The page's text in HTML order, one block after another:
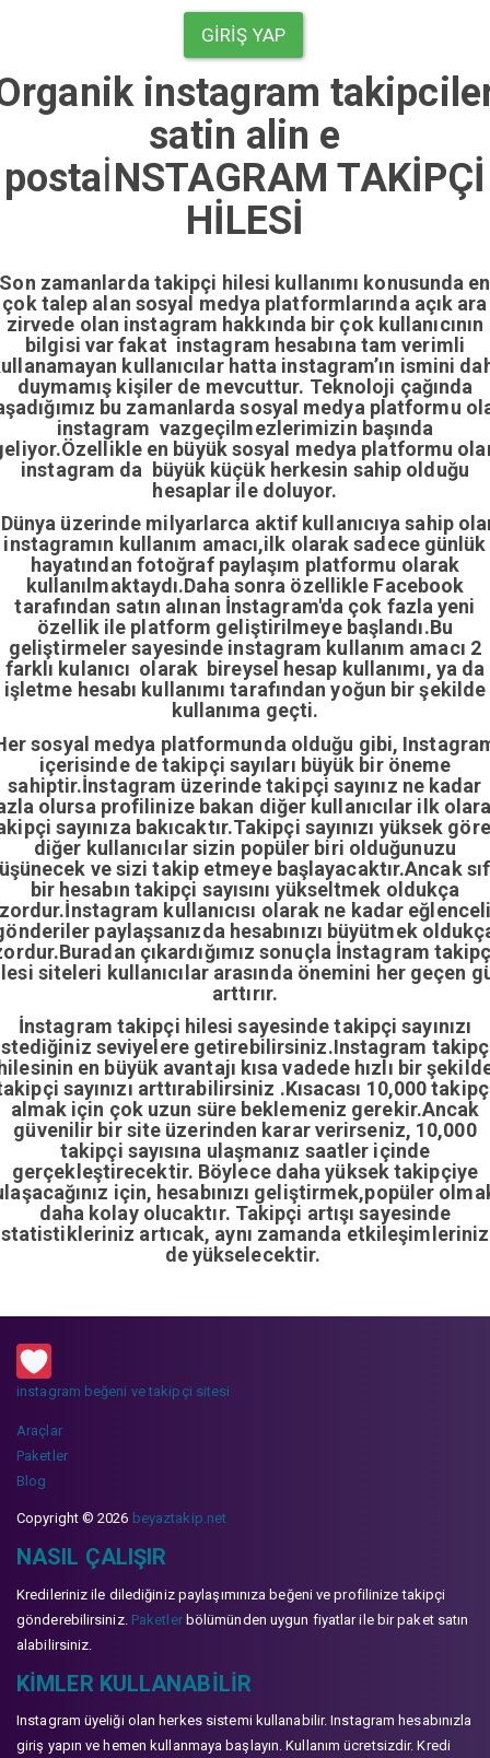
GIRIŞ YAP
instagram
satin alin e
postaİNSTAGRAM TAKİPÇİ
HİLESİ
Son zamanlarda takipçi hilesi kullanımı konusunda en
çok talep alan sosyal medya platformlarında açık ara
zirvede olan instagram hakkında bir çok kullanıcının
bilgisi var fakat instagram hesabına tam verimli
kullanıcılar hatta instagram’ın ismini
duymamış kişiler de mevcuttur. Teknoloji çağında
bu zamanlarda sosyal medya platformu
instagram vazgeçilmezlerimizin başında
en büyük sosyal medya platformu
instagram da büyük küçük herkesin sahip olduğu
hesaplar ile doluyor.
üzerinde milyarlarca aktif kullanıcıya sahip
instagramın kullanım amacı,ilk olarak sadece günlük
hayatından fotoğraf paylaşım platformu olarak
kullanılmaktaydı.Daha sonra özellikle Facebook
tarafından satın alınan İnstagram'da çok fazla yeni
özellik ile platform geliştirilmeye başlandı.Bu
geliştirmeler sayesinde instagram kullanım amacı 2
farklı kulanıcı olarak bireysel hesap kullanımı, ya da
işletme hesabı kullanımı tarafından yoğun bir şekilde
kullanıma geçti.
sosyal medya platformunda olduğu gibi,
içerisinde de takipçi sayıları büyük bir öneme
sahiptir.İnstagram üzerinde takipçi sayınız ne kadar
olursa profilinize bakan diğer kullanıcılar ilk
sayınıza bakıcaktır.Takipçi sayınızı yüksek
diğer kullanıcılar sizin popüler biri olduğunuzu
ve sizi takip etmeye başlayacaktır.Ancak
bir hesabın takipçi sayısını yükseltmek oldukça
kullanıcısı olarak ne kadar
paylaşsanızda hesabınızı büyütmek
çıkardığımız sonuçla İnstagram
siteleri kullanıcılar arasında önemini her geçen
arttırır.
İnstagram takipçi hilesi sayesinde takipçi sayınızı
seviyelere getirebilirsiniz.Instagram
en büyük avantajı kısa vadede hızlı bir
sayınızı arttırabilirsiniz .Kısacası 10,000
almak için çok uzun süre beklemeniz gerekir.Ancak
güvenilir bir site üzerinden karar verirseniz, 10,000
takipçi sayısına ulaşmanız saatler içinde
gerçekleştirecektir. Böylece daha yüksek takipçiye
için, hesabınızı geliştirmek,popüler
daha kolay olucaktır. Takipçi artışı sayesinde
artıcak, aynı zamanda
de yükselecektir.
instagram beğeni ve takipçi sitesi
Araçlar
Paketler
Blog
Copyright © 2026 beyaztakip.net
NASIL ÇALIŞIR
Kredileriniz ile dilediğiniz paylaşımınıza beğeni ve profilinize takipçi
gönderebilirsiniz. Paketlerbölümünden uygun fiyatlar ile bir paket satın
alabilirsiniz.
KIMLER KULLANABILIR
Instagram üyeliği olan herkes sistemi kullanabilir. Instagram hesabınızla
giriş yapın ve hemen kullanmaya başlayın. Kullanım ücretsizdir. Kredi